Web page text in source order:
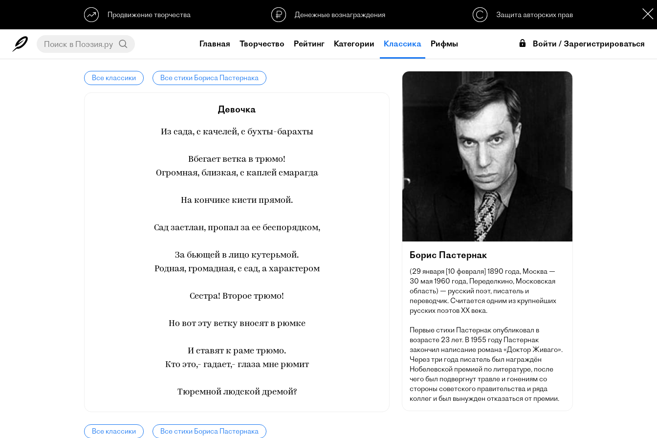
Продвижение творчества Денежные вознаграждения Защита авторских прав
Главная Творчество Рейтинг Категории Классика Рифмы Войти / Зарегистрироваться
Все классики Все стихи Бориса Пастернака
Девочка
Из сада, с качелей, с бухты-барахты
Вбегает ветка в трюмо!
Огромная, близкая, с каплей смарагда
На кончике кисти прямой.
Сад застлан, пропал за ее беспорядком,
За бьющей в лицо кутерьмой.
Родная, громадная, с сад, а характером
Сестра! Второе трюмо!
Но вот эту ветку вносят в рюмке
И ставят к раме трюмо.
Кто это,- гадает,- глаза мне рюмит
Тюремной людской дремой?
Все классики Все стихи Бориса Пастернака
Борис Пастернак
(29 января [10 февраля] 1890 года, Москва —
30 мая 1960 года, Переделкино, Московская
область) — русский поэт, писатель и
переводчик. Считается одним из крупнейших
русских поэтов XX века.
Первые стихи Пастернак опубликовал в
возрасте 23 лет. В 1955 году Пастернак
закончил написание романа «Доктор Живаго».
Через три года писатель был награждён
Нобелевской премией по литературе, после
чего был подвергнут травле и гонениям со
стороны советского правительства и ряда
коллег и был вынужден отказаться от премии.